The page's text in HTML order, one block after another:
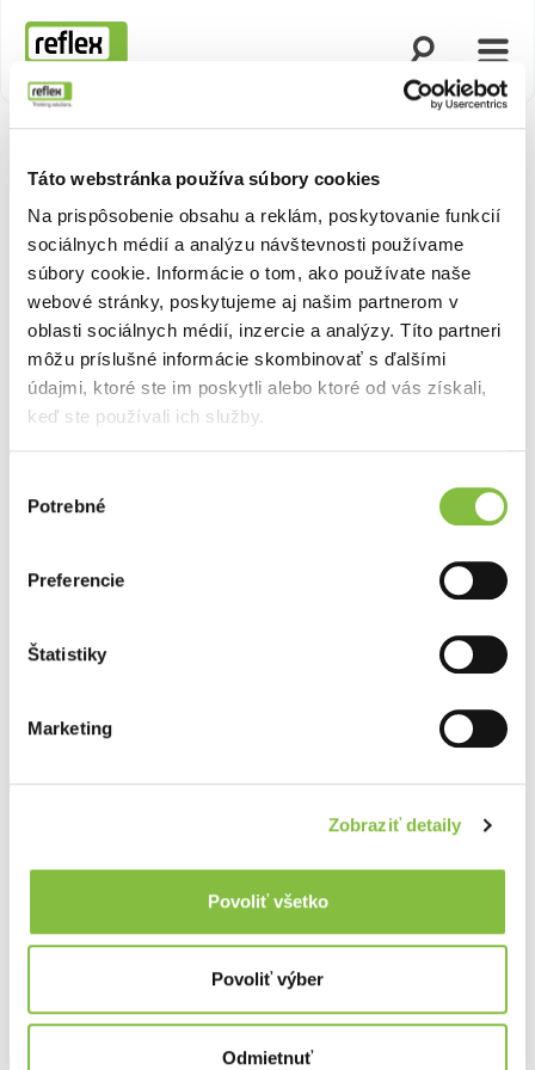
Táto webstránka používa súbory cookies
Na prispôsobenie obsahu a reklám, poskytovanie funkcií
sociálnych médií a analýzu návštevnosti používame
súbory cookie. Informácie o tom, ako používate naše
webové stránky, poskytujeme aj našim partnerom v
oblasti sociálnych médií, inzercie a analýzy. Títo partneri
môžu príslušné informácie skombinovať s ďalšími
údajmi, ktoré ste im poskytli alebo ktoré od vás získali,
keď ste používali ich služby.
súhlasu
Potrebné
Preferencie
Štatistiky
Marketing
Zobraziť detaily
Povoliť všetko
Povoliť výber
Odmietnuť
Domovská stránka
Otvoriť